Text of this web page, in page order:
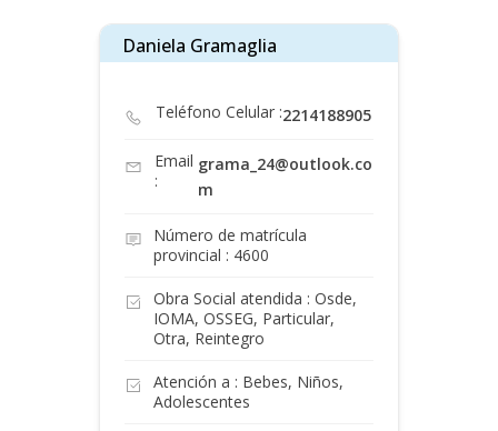
Daniela Gramaglia
Teléfono Celular :2214188905
Email
:
grama_24@outlook.co
m
Número de matrícula
provincial : 4600
Obra Social atendida : Osde,
IOMA, OSSEG, Particular,
Otra, Reintegro
Atención a : Bebes, Niños,
Adolescentes